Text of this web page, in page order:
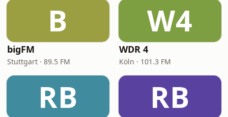
B
bigFM
Stuttgart · 89.5 FM
W4
WDR 4
Köln · 101.3 FM
RB RB